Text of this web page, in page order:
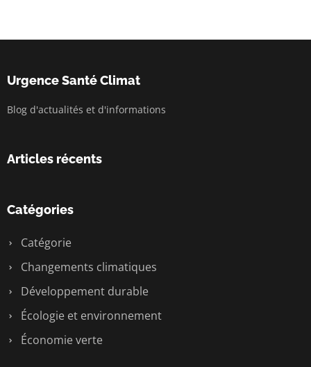
Urgence Santé Climat
Blog d'actualités et d'informations
Articles récents
Catégories
Catégorie
Changements climatiques
Développement durable
Écologie et environnement
Économie verte